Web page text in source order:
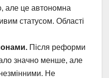
але це автономна
статусом. Області
Після реформи
значно менше, але
Не